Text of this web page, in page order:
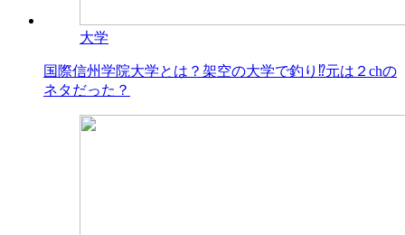
大学
国際信州学院大学とは？架空の大学で釣り⁉元は２chの
ネタだった？